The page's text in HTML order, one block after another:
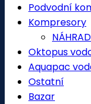
Podvodní
Kompresory
Oktopus
Aquapac
Ostatní
Bazar